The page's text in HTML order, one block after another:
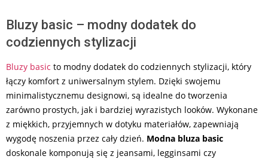
Bluzy basic – modny dodatek do
codziennych stylizacji
Bluzy basic to modny dodatek do codziennych stylizacji, który
łączy komfort z uniwersalnym stylem. Dzięki swojemu
minimalistycznemu designowi, są idealne do tworzenia
zarówno prostych, jak i bardziej wyrazistych looków. Wykonane
z miękkich, przyjemnych w dotyku materiałów, zapewniają
wygodę noszenia przez cały dzień. Modna bluza basic
doskonale komponują się z jeansami, legginsami czy